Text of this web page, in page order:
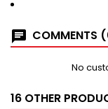
COMMENTS
No
16 OTHER